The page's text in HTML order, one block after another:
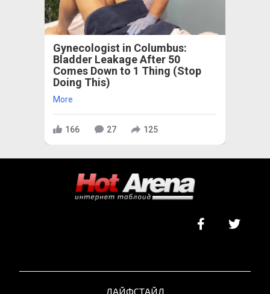
Gynecologist in Columbus:
Bladder Leakage After 50
Comes Down to 1 Thing (Stop
Doing This)
More
166 27 125
ЛАЙФСТАЙЛ